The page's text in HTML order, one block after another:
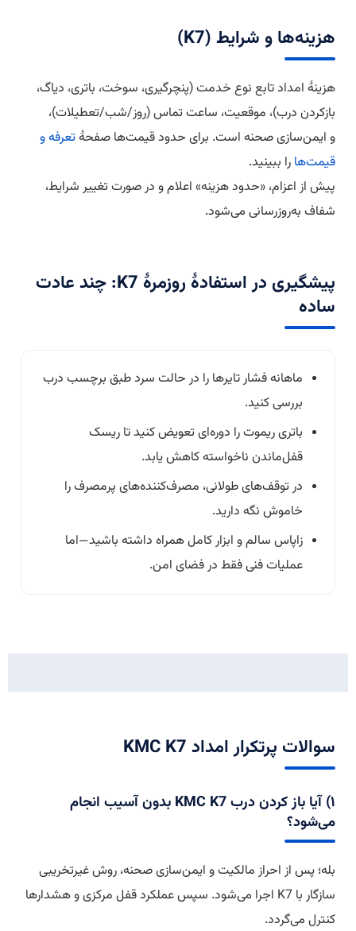
هزینه‌ها و شرایط (K7)
هزینهٔ امداد تابع نوع خدمت (پنچرگیری، سوخت، باتری، دیاگ،
بازکردن درب)، موقعیت، ساعت تماس (روز/شب/تعطیلات)،
و ایمن‌سازی صحنه است. برای حدود قیمت‌ها صفحهٔتعرفه و
قیمت‌ها را ببینید.
پیش از اعزام، «حدود هزینه» اعلام و در صورت تغییر شرایط،
شفاف به‌روزرسانی می‌شود.
پیشگیری در استفادهٔ روزمرهٔ K7: چند عادت
ساده
ماهانه فشار تایرها را در حالت سرد طبق برچسب درب
بررسی کنید.
باتری ریموت را دوره‌ای تعویض کنید تا ریسک
قفل‌ماندن ناخواسته کاهش یابد.
در توقف‌های طولانی، مصرف‌کننده‌های پرمصرف را
خاموش نگه دارید.
زاپاس سالم و ابزار کامل همراه داشته باشید—اما
عملیات فنی فقط در فضای امن.
سوالات پرتکرار امداد KMC K7
۱) آیا باز کردن درب KMC K7 بدون آسیب انجام
می‌شود؟
بله؛ پس از احراز مالکیت و ایمن‌سازی صحنه، روش غیرتخریبی
سازگار با K7 اجرا می‌شود. سپس عملکرد قفل مرکزی و هشدارها
کنترل می‌گردد.